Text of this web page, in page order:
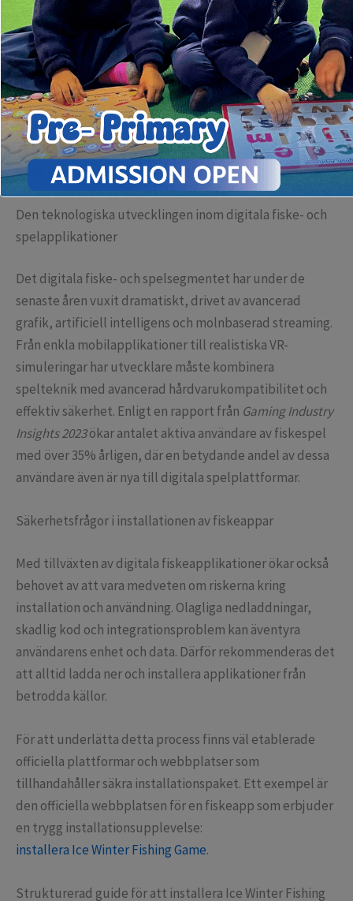
Denna utveckling kräver inte bara kreativ innovation från
utvecklare utan också en stark förståelse för digitala
säkerhetsstandarder och användarens förtroende. I
denna artikel utforskar vi de senaste trenderna inom
digitala fiske- och spelupplevelser, inklusive hur man
säkert kan installera programvaror som Ice Winter
Fishing Game, och varför detta är en viktig aspekt för
både utvecklare och användare.
Den teknologiska utvecklingen inom digitala fiske- och
spelapplikationer
Det digitala fiske- och spelsegmentet har under de
senaste åren vuxit dramatiskt, drivet av avancerad
grafik, artificiell intelligens och molnbaserad streaming.
Från enkla mobilapplikationer till realistiska VR-
simuleringar har utvecklare måste kombinera
spelteknik med avancerad hårdvarukompatibilitet och
effektiv säkerhet. Enligt en rapport från Gaming Industry
Insights 2023ökar antalet aktiva användare av fiskespel
med över 35% årligen, där en betydande andel av dessa
användare även är nya till digitala spelplattformar.
Säkerhetsfrågor i installationen av fiskeappar
Med tillväxten av digitala fiskeapplikationer ökar också
behovet av att vara medveten om riskerna kring
installation och användning. Olagliga nedladdningar,
skadlig kod och integrationsproblem kan äventyra
användarens enhet och data. Därför rekommenderas det
att alltid ladda ner och installera applikationer från
betrodda källor.
För att underlätta detta process finns väl etablerade
officiella plattformar och webbplatser som
tillhandahåller säkra installationspaket. Ett exempel är
den officiella webbplatsen för en fiskeapp som erbjuder
en trygg installationsupplevelse:
installera Ice Winter Fishing Game.
Strukturerad guide för att installera Ice Winter Fishing